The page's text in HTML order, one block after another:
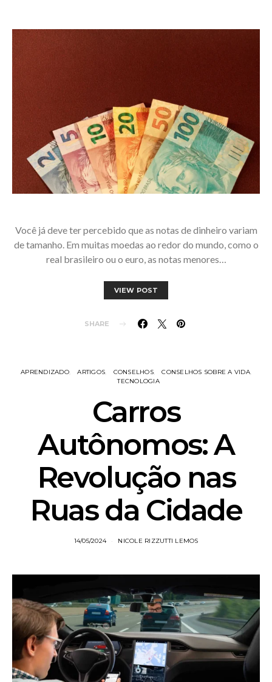
Você já deve ter percebido que as notas de dinheiro variam
de tamanho. Em muitas moedas ao redor do mundo, como o
real brasileiro ou o euro, as notas menores…
VIEW POST
SHARE
APRENDIZADO ARTIGOS CONSELHOS
CONSELHOS SOBRE A VIDA
TECNOLOGIA
Carros
Autônomos: A
Revolução nas
Ruas da Cidade
14/05/2024 NICOLE RIZZUTTI LEMOS